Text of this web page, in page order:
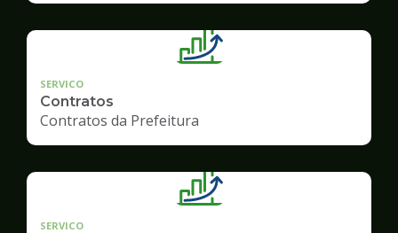
SERVICO
Contratos
Contratos da Prefeitura
SERVICO